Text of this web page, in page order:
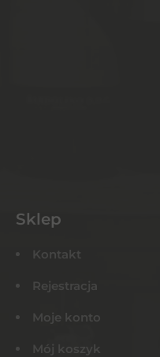
Sklep
Kontakt
Rejestracja
Moje konto
Mój koszyk